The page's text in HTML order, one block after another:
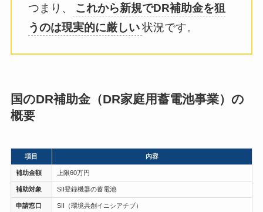
つまり、
これから新規でDR補助金を狙
うのは現実的に厳しい状況です。
国のDR補助金（DR家庭用蓄電池事業）の
概要
項目 内容
補助金額 上限60万円
補助対象 SII登録機器の蓄電池
申請窓口 SII（環境共創イニシアチブ）